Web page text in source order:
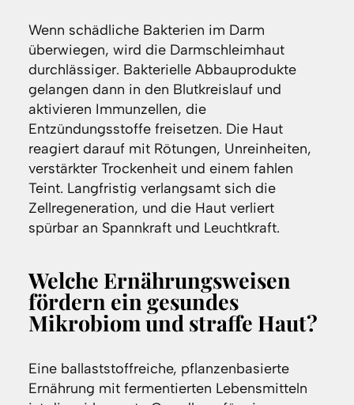
Wenn schädliche Bakterien im Darm
überwiegen, wird die Darmschleimhaut
durchlässiger. Bakterielle Abbauprodukte
gelangen dann in den Blutkreislauf und
aktivieren Immunzellen, die
Entzündungsstoffe freisetzen. Die Haut
reagiert darauf mit Rötungen, Unreinheiten,
verstärkter Trockenheit und einem fahlen
Teint. Langfristig verlangsamt sich die
Zellregeneration, und die Haut verliert
spürbar an Spannkraft und Leuchtkraft.
Welche Ernährungsweisen
fördern ein gesundes
Mikrobiom und straffe Haut?
Eine ballaststoffreiche, pflanzenbasierte
Ernährung mit fermentierten Lebensmitteln